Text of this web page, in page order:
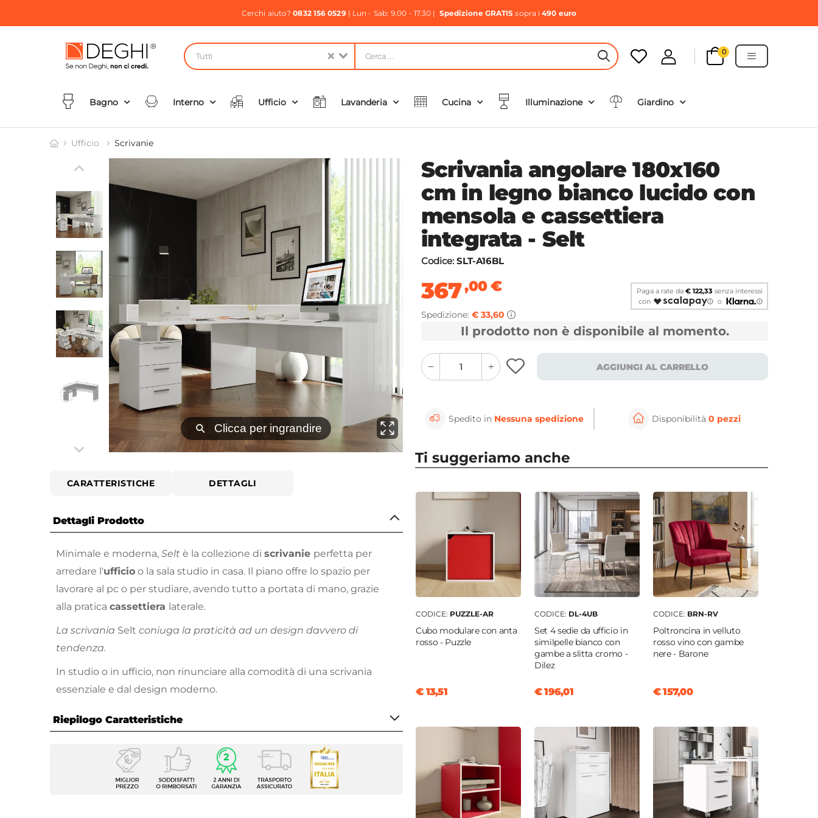
Cerchi aiuto?0832 156 0529| Lun - Sab: 9.00 - 17.30 | Spedizione GRATIS sopra i490 euro
Tutti HEADER SEARCH BUTTON
0
Bagno Interno Ufficio Lavanderia Cucina Illuminazione Giardino
Ufficio Scrivanie
⚲ Clicca per ingrandire Clicca per ingrandire
CARATTERISTICHE DETTAGLI
Dettagli Prodotto
Minimale e moderna, Selt è la collezione di scrivanie perfetta per
arredare l'ufficio o la sala studio in casa. Il piano offre lo spazio per
lavorare al pc o per studiare, avendo tutto a portata di mano, grazie
alla pratica cassettiera laterale.
La scrivania Selt coniuga la praticità ad un design davvero di
tendenza.
In studio o in ufficio, non rinunciare alla comodità di una scrivania
essenziale e dal design moderno.
Riepilogo Caratteristiche
Caratteristiche
Scrivania
Selt
Scrivania angolare 180x160
cm in legno bianco lucido con
mensola e cassettiera
integrata - Selt
Codice: SLT-A16BL
367,00€
Spedizione: € 33,60
Paga a rate da € 122,33 senza interessi
con
o
Il prodotto non è disponibile al momento.
quantity
button
quantity
minus
button
AGGIUNGI AL CARRELLO
Spedito in Nessuna spedizione Disponibilità 0 pezzi
Ti suggeriamo anche
CODICE: PUZZLE-AR
Cubo modulare con anta
rosso - Puzzle
€ 13,51
CODICE: DL-4UB
Set 4 sedie da ufficio in
similpelle bianco con
gambe a slitta cromo -
Dilez
€ 196,01
CODICE: BRN-RV
Poltroncina in velluto
rosso vino con gambe
nere - Barone
€ 157,00